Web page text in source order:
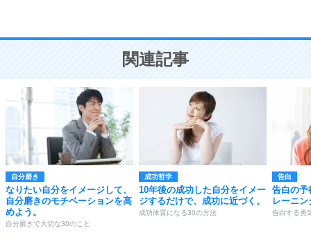
ことが大切。
関連記事
自分磨き
なりたい自分をイメージして、
自分磨きのモチベーションを高
めよう。
自分磨きで大切な30のこと
成功哲学
10年後の成功した自分をイメー
ジするだけで、成功に近づく。
成功体質になる30の方法
告白
告白の予
レーニ
告白する勇